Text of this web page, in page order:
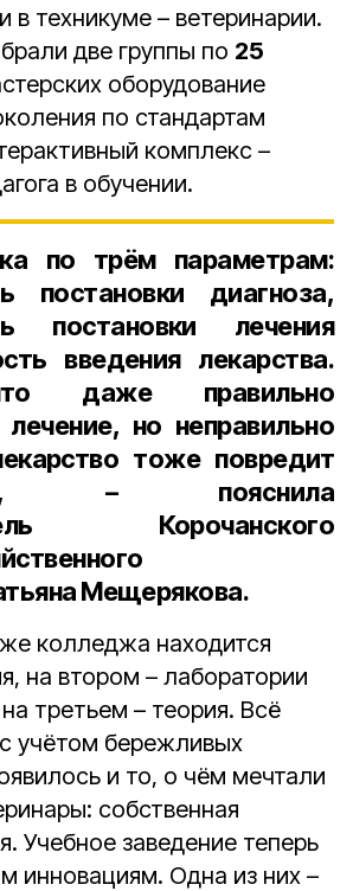
в техникуме – ветеринарии.
две группы по 25
оборудование
по стандартам
комплекс –
в обучении.
по трём параметрам:
постановки диагноза,
постановки лечения
введения лекарства.
даже правильно
лечение, но неправильно
тоже повредит
– пояснила
Корочанского
Мещерякова.
колледжа находится
на втором – лаборатории
третьем – теория. Всё
учётом бережливых
и то, о чём мечтали
собственная
Учебное заведение теперь
инновациям. Одна из них –